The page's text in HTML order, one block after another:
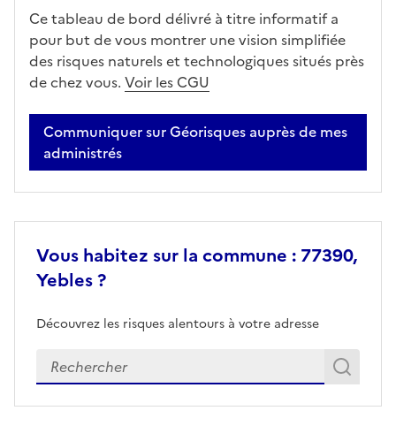
Ce tableau de bord délivré à titre informatif a
pour but de vous montrer une vision simplifiée
des risques naturels et technologiques situés près
de chez vous. Voir les CGU
Communiquer sur Géorisques auprès de mes
administrés
Vous habitez sur la commune : 77390,
Yebles ?
Découvrez les risques alentours à votre adresse
Veuillez renseigner votre adresse exacte